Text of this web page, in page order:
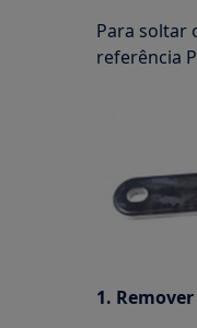
Para soltar
referência
1.